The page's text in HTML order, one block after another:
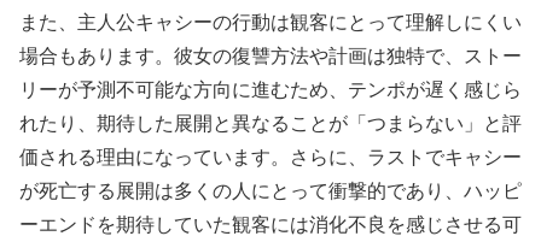
また、主人公キャシーの行動は観客にとって理解しにくい
場合もあります。彼女の復讐方法や計画は独特で、ストー
リーが予測不可能な方向に進むため、テンポが遅く感じら
れたり、期待した展開と異なることが「つまらない」と評
価される理由になっています。さらに、ラストでキャシー
が死亡する展開は多くの人にとって衝撃的であり、ハッピ
ーエンドを期待していた観客には消化不良を感じさせる可